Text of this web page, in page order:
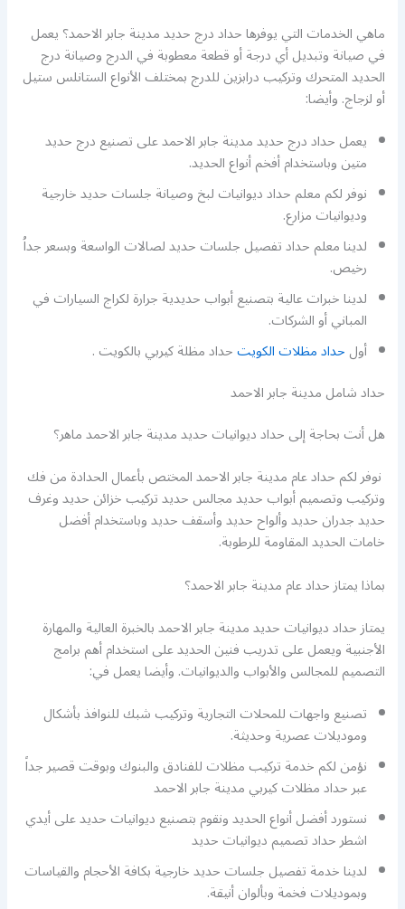
ماهي الخدمات التي يوفرها حداد درج حديد مدينة جابر الاحمد؟ يعمل
في صيانة وتبديل أي درجة أو قطعة معطوبة في الدرج وصيانة درج
الحديد المتحرك وتركيب درابزين للدرج بمختلف الأنواع الستانلس ستيل
أو لزجاج. وأيضا:
يعمل حداد درج حديد مدينة جابر الاحمد على تصنيع درج حديد
متين وباستخدام أفخم أنواع الحديد.
نوفر لكم معلم حداد ديوانيات لبخ وصيانة جلسات حديد خارجية
وديوانيات مزارع.
لدينا معلم حداد تفصيل جلسات حديد لصالات الواسعة وبسعر جداُ
رخيص.
لدينا خبرات عالية بتصنيع أبواب حديدية جرارة لكراج السيارات في
المباني أو الشركات.
أولحداد مظلات الكويتحداد مظلة كيربي بالكويت .
حداد شامل مدينة جابر الاحمد
هل أنت بحاجة إلى حداد ديوانيات حديد مدينة جابر الاحمد ماهر؟
نوفر لكم حداد عام مدينة جابر الاحمد المختص بأعمال الحدادة من فك
وتركيب وتصميم أبواب حديد مجالس حديد تركيب خزائن حديد وغرف
حديد جدران حديد وألواح حديد وأسقف حديد وباستخدام أفضل
خامات الحديد المقاومة للرطوبة.
بماذا يمتاز حداد عام مدينة جابر الاحمد؟
يمتاز حداد ديوانيات حديد مدينة جابر الاحمد بالخبرة العالية والمهارة
الأجنبية ويعمل على تدريب فنين الحديد على استخدام أهم برامج
التصميم للمجالس والأبواب والديوانيات. وأيضا يعمل في:
تصنيع واجهات للمحلات التجارية وتركيب شبك للنوافذ بأشكال
وموديلات عصرية وحديثة.
نؤمن لكم خدمة تركيب مظلات للفنادق والبنوك وبوقت قصير جداً
عبر حداد مظلات كيربي مدينة جابر الاحمد
نستورد أفضل أنواع الحديد ونقوم بتصنيع ديوانيات حديد على أيدي
اشطر حداد تصميم ديوانيات حديد
لدينا خدمة تفصيل جلسات حديد خارجية بكافة الأحجام والقياسات
وبموديلات فخمة وبألوان أنيقة.